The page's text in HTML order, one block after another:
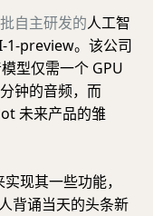
自主研发的人工智
1-preview。该公司
型仅需一个 GPU
钟的音频，而
未来产品的雏
现其一些功能，
背诵当天的头条新